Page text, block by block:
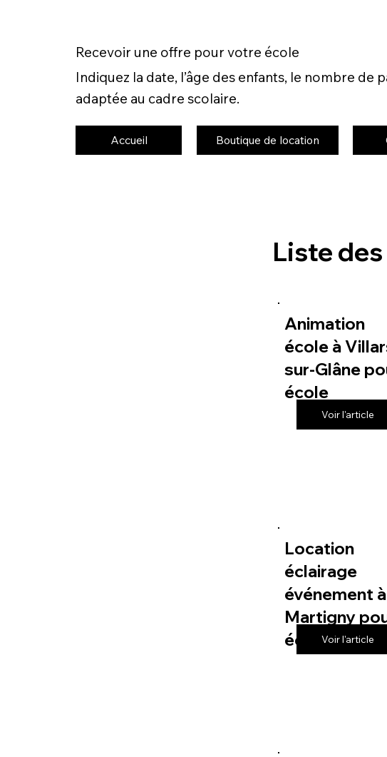
Recevoir une offre pour votre école
Indiquez la date, l’âge des enfants, le nombre
adaptée au cadre scolaire.
Accueil Boutique de location
Liste
Animation
école à
sur-Glâne
école
Voir l'article
Location
éclairage
événement à
Martigny
écoleVoir l'article